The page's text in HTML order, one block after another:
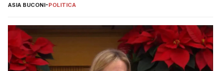
ASIA BUCONI-POLITICA